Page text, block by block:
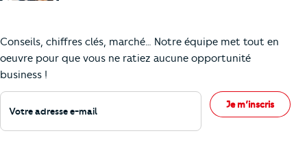
Conseils, chiffres clés, marché… Notre équipe met tout en
oeuvre pour que vous ne ratiez aucune opportunité
business !
Votre adresse e-mail
Je m’inscris